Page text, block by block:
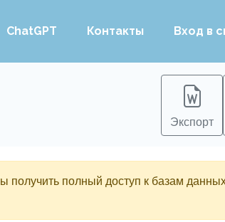
ChatGPT Контакты Вход в
Экспорт
получить полный доступ к базам